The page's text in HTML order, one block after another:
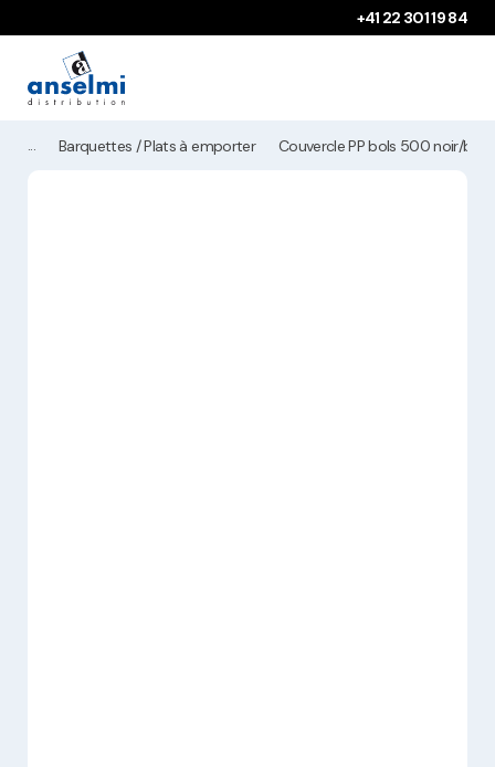
+41 22 301 19 84
Barquettes / Plats à emporter Couvercle PP bols 500 noir/